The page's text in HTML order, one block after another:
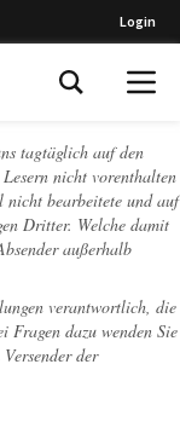
Login
tagtäglich auf den
nicht vorenthalten
bearbeitete und auf
Dritter. Welche damit
außerhalb
verantwortlich, die
Fragen dazu wenden Sie
der